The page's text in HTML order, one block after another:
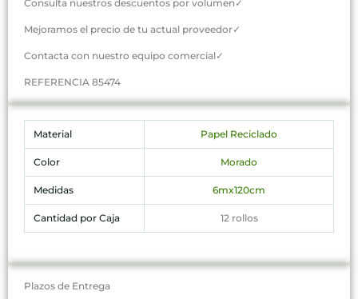
Consulta nuestros descuentos por volumen✓
Mejoramos el precio de tu actual proveedor✓
Contacta con nuestro equipo comercial✓
REFERENCIA 85474
Material Papel Reciclado
Color Morado
Medidas 6mx120cm
Cantidad por Caja 12 rollos
Plazos de Entrega